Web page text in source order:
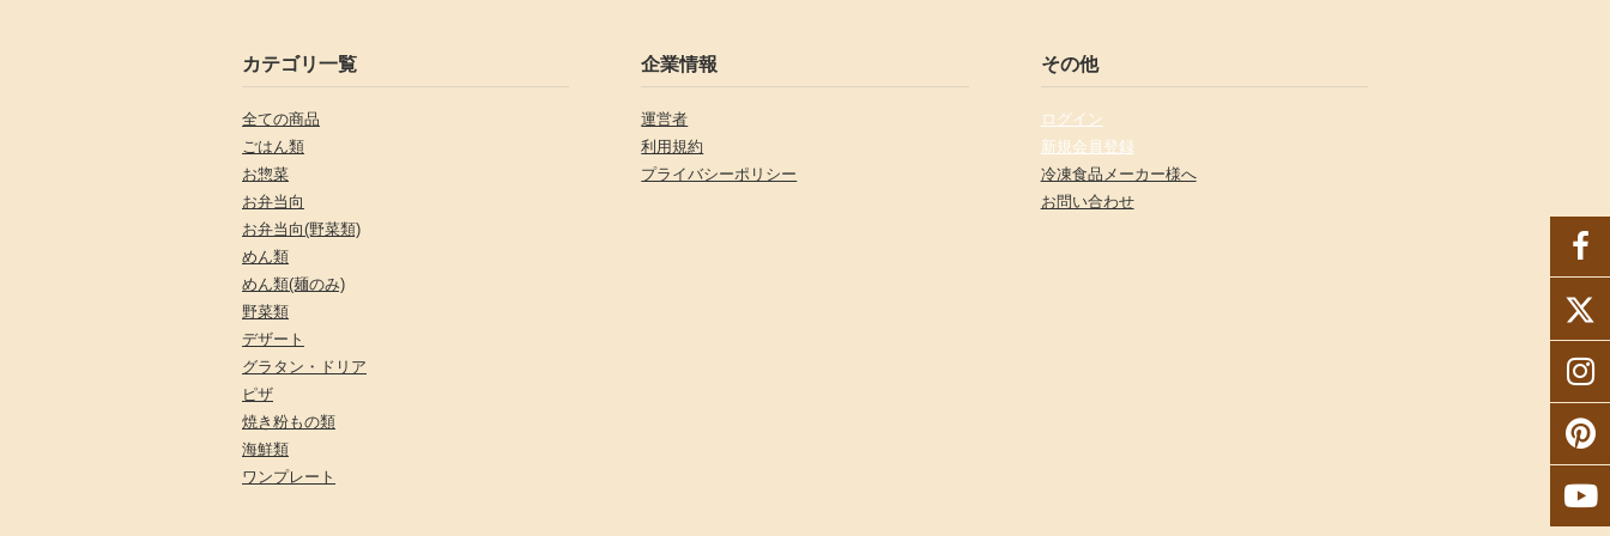
カテゴリ一覧
全ての商品
ごはん類
お惣菜
お弁当向
お弁当向(野菜類)
めん類
めん類(麺のみ)
野菜類
デザート
グラタン・ドリア
ピザ
焼き粉もの類
海鮮類
ワンプレート
企業情報
運営者
利用規約
プライバシーポリシー
その他
ログイン
新規会員登録
冷凍食品メーカー様へ
お問い合わせ